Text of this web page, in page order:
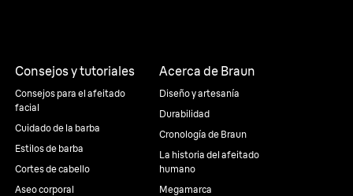
Consejos y tutoriales
Consejos para el afeitado
facial
Cuidado de la barba
Estilos de barba
Cortes de cabello
Aseo corporal
Acerca de Braun
Diseño y artesanía
Durabilidad
Cronología de Braun
La historia del afeitado
humano
Megamarca